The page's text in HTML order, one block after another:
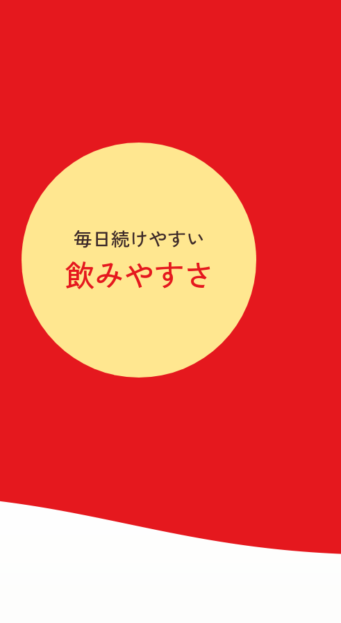
毎日続けやすい
飲みやすさ